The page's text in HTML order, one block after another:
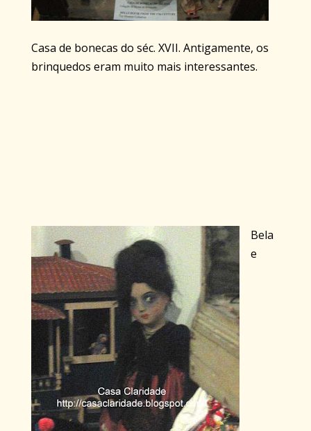
Casa de bonecas do séc. XVII. Antigamente, os
brinquedos eram muito mais interessantes.
Bela
e